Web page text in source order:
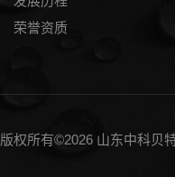
荣誉资质
版权所有©2026 山东中科贝